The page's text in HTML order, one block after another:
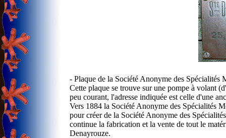
- Plaque de la Société Anonyme des Spécialités
Cette plaque se trouve sur une pompe à volant
peu courant, l'adresse indiquée est celle d'une
Vers 1884 la Société Anonyme des Spécialités
pour créer de la Société Anonyme des
continue la fabrication et la vente de tout le
Denayrouze.